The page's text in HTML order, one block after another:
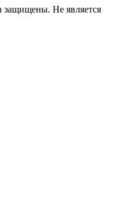
Не является